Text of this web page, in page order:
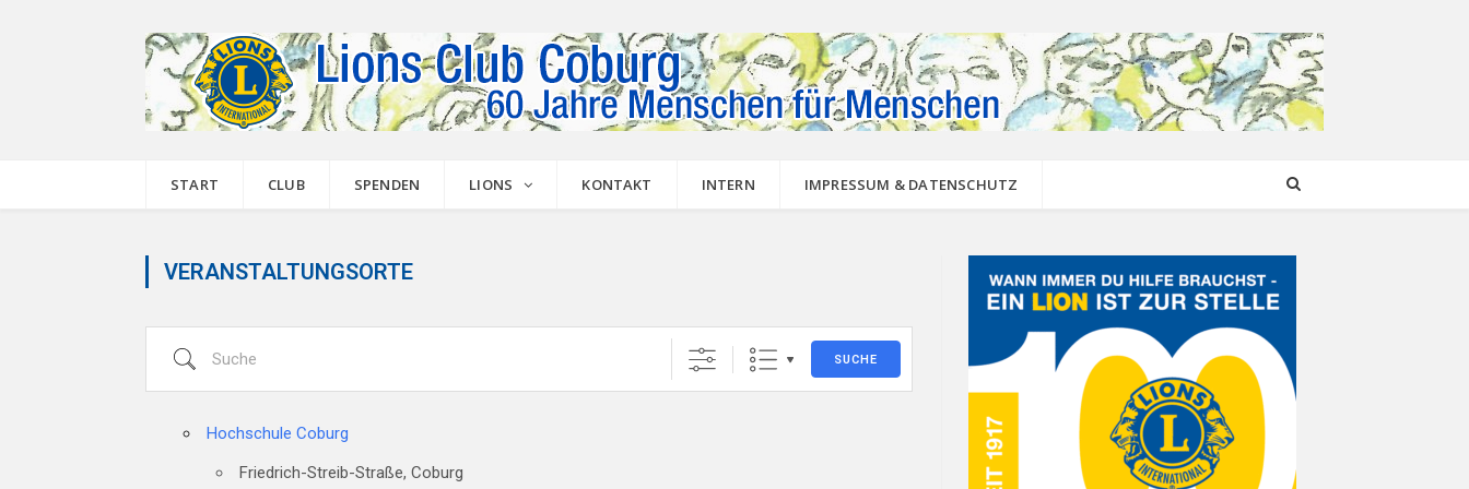
START CLUB SPENDEN LIONS KONTAKT INTERN IMPRESSUM & DATENSCHUTZ
VERANSTALTUNGSORTE
Suche SUCHE
Hochschule Coburg
Friedrich-Streib-Straße, Coburg